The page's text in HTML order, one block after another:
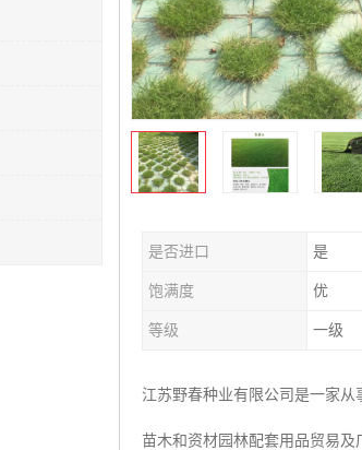
是否进口 是
饱满度 优
等级 一级
江苏野春种业有限公司是一家
苗木和资材园林配套用品贸易